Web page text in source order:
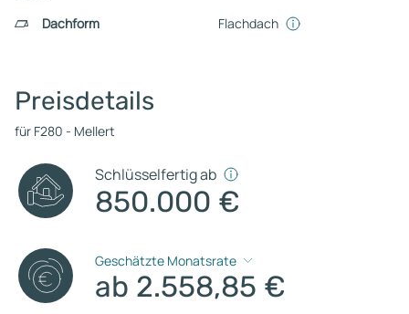
Dachform
Flachdach
Preisdetails
für F280 - Mellert
Schlüsselfertig ab
850.000 €
Geschätzte Monatsrate
ab 2.558,85 €